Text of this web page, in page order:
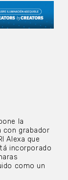
la
con grabador
Alexa que
incorporado
como un